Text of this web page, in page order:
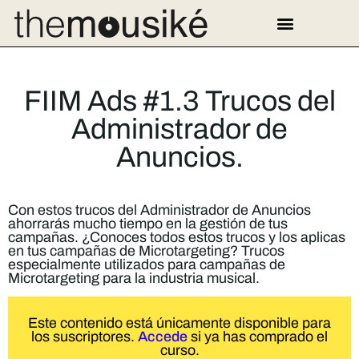
1.3 Trucos del
Administrador de
Anuncios.
Con estos trucos del Administrador de Anuncios
ahorrarás mucho tiempo en la gestión de tus
campañas. ¿Conoces todos estos trucos y los aplicas
en tus campañas de Microtargeting? Trucos
especialmente utilizados para campañas de
Microtargeting para la industria musical.
Este contenido está únicamente disponible para
los suscriptores. Accede si ya has comprado el
curso.